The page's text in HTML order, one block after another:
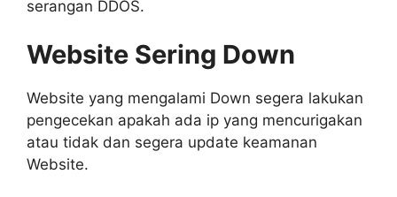
serangan DDOS.
Website Sering Down
Website yang mengalami Down segera lakukan
pengecekan apakah ada ip yang mencurigakan
atau tidak dan segera update keamanan
Website.